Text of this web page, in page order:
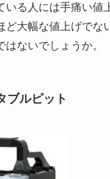
いる人には手痛い値
ど大幅な値上げでな
ないでしょうか。
ブルピット